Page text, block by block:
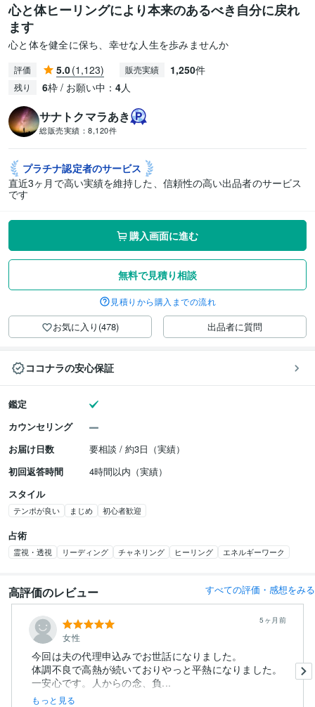
心と体ヒーリングにより本来のあるべき自分に戻れ
ます
心と体を健全に保ち、幸せな人生を歩みませんか
評価 5.0(1,123) 販売実績 1,250件
残り 6枠 / お願い中： 4人
サナトクマラあき
総販売実績： 8,120件
プラチナ認定者のサービス
直近3ヶ月で高い実績を維持した、信頼性の高い出品者のサービス
です
購入画面に進む
無料で見積り相談
見積りから購入までの流れ
お気に入り(478) 出品者に質問
ココナラの安心保証
鑑定
カウンセリング
お届け日数
要相談 / 約3日（実績）
初回返答時間
4時間以内（実績）
スタイル
テンポが良い まじめ 初心者歓迎
占術
霊視・透視 リーディング チャネリング ヒーリング エネルギーワーク
高評価のレビュー すべての評価・感想をみる
女性
5ヶ月前
今回は夫の代理申込みでお世話になりました。
体調不良で高熱が続いておりやっと平熱になりました。
一安心です。人からの念、負...
もっと見る